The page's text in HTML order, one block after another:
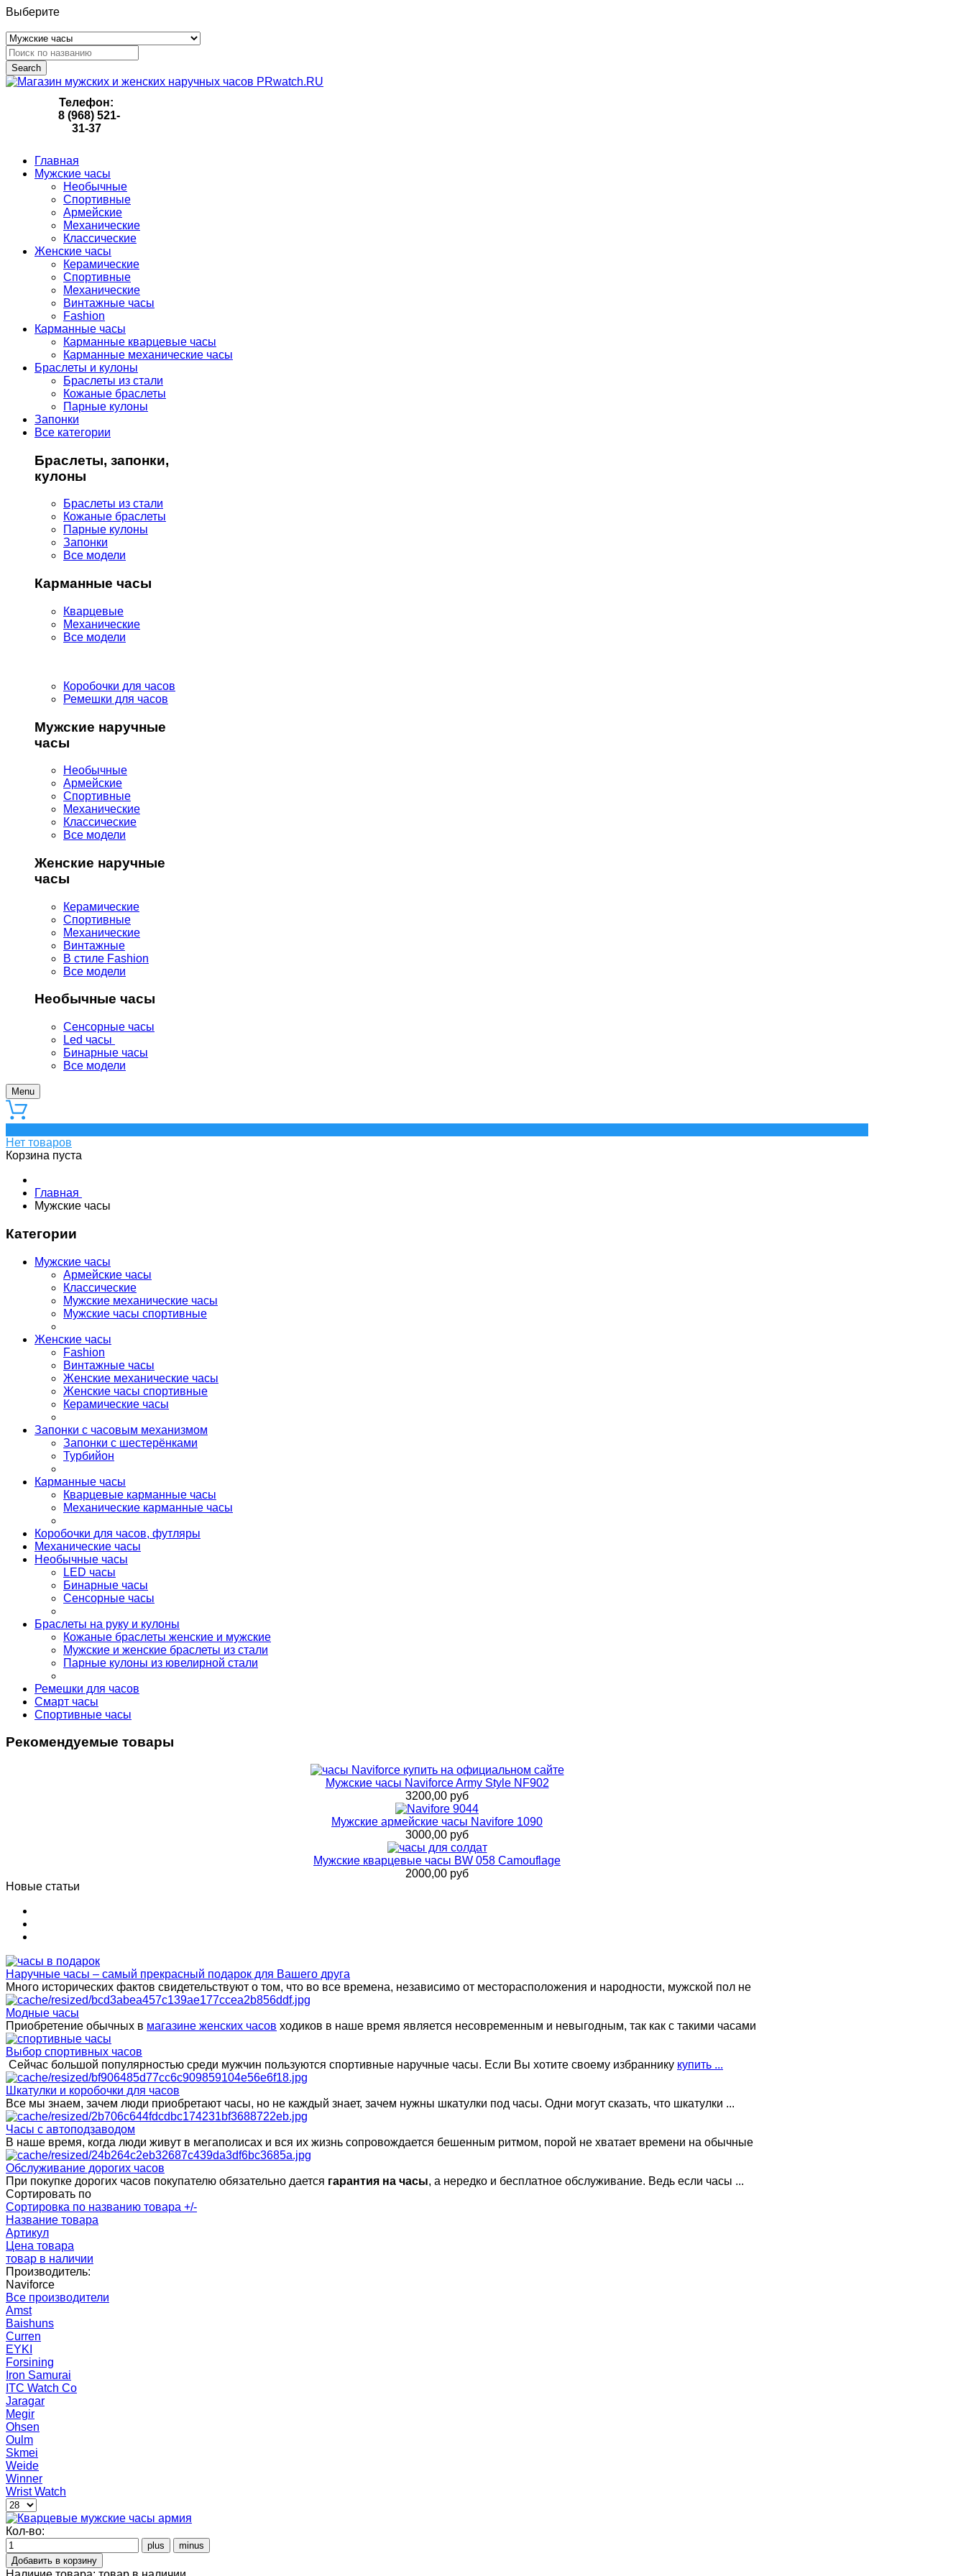
Выберите
Search
Телефон:
8 (968) 521-
31-37
Главная
Мужские часы
Необычные
Спортивные
Армейские
Механические
Классические
Женские часы
Керамические
Спортивные
Механические
Винтажные часы
Fashion
Карманные часы
Карманные кварцевые часы
Карманные механические часы
Браслеты и кулоны
Браслеты из стали
Кожаные браслеты
Парные кулоны
Запонки
Все категории
Браслеты, запонки,
кулоны
Браслеты из стали
Кожаные браслеты
Парные кулоны
Запонки
Все модели
Карманные часы
Кварцевые
Механические
Все модели
Коробочки для часов
Ремешки для часов
Мужские наручные
часы
Необычные
Армейские
Спортивные
Механические
Классические
Все модели
Женские наручные
часы
Керамические
Спортивные
Механические
Винтажные
В стиле Fashion
Все модели
Необычные часы
Сенсорные часы
Led часы
Бинарные часы
Все модели
Menu
Нет товаров
Корзина пуста
Главная
Мужские часы
Категории
Мужские часы
Армейские часы
Классические
Мужские механические часы
Мужские часы спортивные
Женские часы
Fashion
Винтажные часы
Женские механические часы
Женские часы спортивные
Керамические часы
Запонки с часовым механизмом
Запонки с шестерёнками
Турбийон
Карманные часы
Кварцевые карманные часы
Механические карманные часы
Коробочки для часов, футляры
Механические часы
Необычные часы
LED часы
Бинарные часы
Сенсорные часы
Браслеты на руку и кулоны
Кожаные браслеты женские и мужские
Мужские и женские браслеты из стали
Парные кулоны из ювелирной стали
Ремешки для часов
Смарт часы
Спортивные часы
Рекомендуемые товары
Мужские часы Naviforce Army Style NF902
3200,00 руб
Мужские армейские часы Navifore 1090
3000,00 руб
Мужские кварцевые часы BW 058 Сamouflage
2000,00 руб
Новые статьи
Наручные часы – самый прекрасный подарок для Вашего друга
Много исторических фактов свидетельствуют о том, что во все времена, независимо от месторасположения и народности, мужской пол не
Модные часы
Приобретение обычных в магазине женских часов ходиков в наше время является несовременным и невыгодным, так как с такими часами
Выбор спортивных часов
Сейчас большой популярностью среди мужчин пользуются спортивные наручные часы. Если Вы хотите своему избраннику купить ...
Шкатулки и коробочки для часов
Все мы знаем, зачем люди приобретают часы, но не каждый знает, зачем нужны шкатулки под часы. Одни могут сказать, что шкатулки ...
Часы с автоподзаводом
В наше время, когда люди живут в мегаполисах и вся их жизнь сопровождается бешенным ритмом, порой не хватает времени на обычные
Обслуживание дорогих часов
При покупке дорогих часов покупателю обязательно дается гарантия на часы, а нередко и бесплатное обслуживание. Ведь если часы ...
Сортировать по
Сортировка по названию товара +/-
Название товара
Артикул
Цена товара
товар в наличии
Производитель:
Naviforce
Все производители
Amst
Baishuns
Curren
EYKI
Forsining
Iron Samurai
ITC Watch Co
Jaragar
Megir
Ohsen
Oulm
Skmei
Weide
Winner
Wrist Watch
Кол-во: